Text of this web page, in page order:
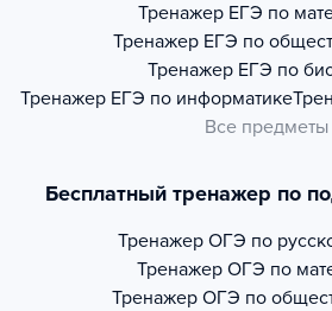
Тренажер ЕГЭ по
Тренажер ЕГЭ по
Тренажер ЕГЭ по
Тренажер ЕГЭ по информатике
Все предметы
Бесплатный тренажер по
Тренажер ОГЭ по
Тренажер ОГЭ по
Тренажер ОГЭ по